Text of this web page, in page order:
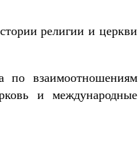
религии и церкви
по взаимоотношениям
и международные